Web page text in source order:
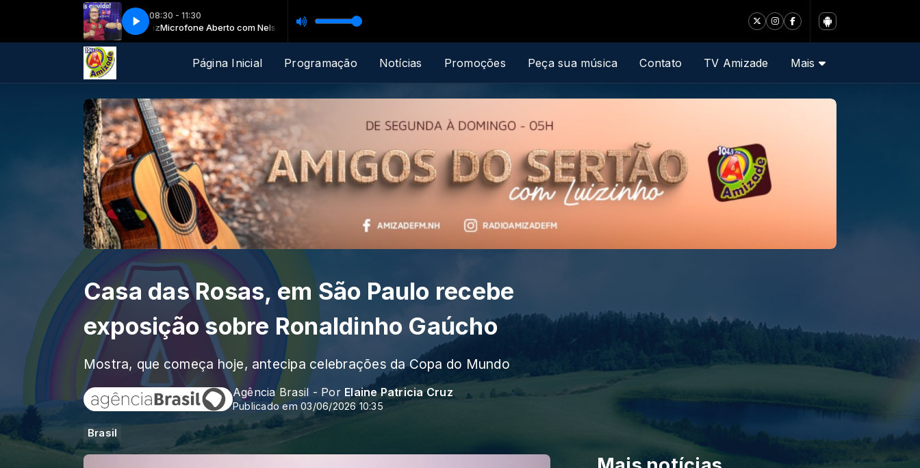
08:30 - 11:30
com Nelsinho LuizMicrofone Aberto com Nelsinho Luiz
Vieira com Julia VieiraEsporte Amizade - Julia Vieira com Julia Vieira
Página Inicial Programação Notícias Promoções Peça sua música Contato TV Amizade Mais
Casa das Rosas, em São Paulo recebe
exposição sobre Ronaldinho Gaúcho
Mostra, que começa hoje, antecipa celebrações da Copa do Mundo
Agência Brasil - Por Elaine Patricia Cruz
Publicado em 03/06/2026 10:35
Brasil